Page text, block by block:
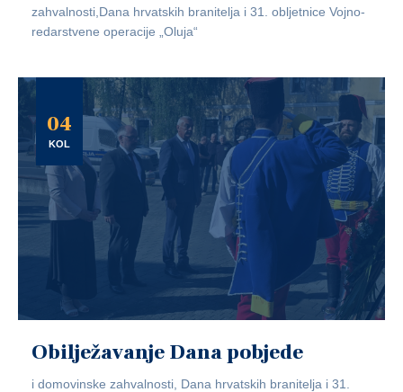
zahvalnosti,Dana hrvatskih branitelja i 31. obljetnice Vojno-
redarstvene operacije „Oluja“
04
KOL
Obilježavanje Dana pobjede
i domovinske zahvalnosti, Dana hrvatskih branitelja i 31.